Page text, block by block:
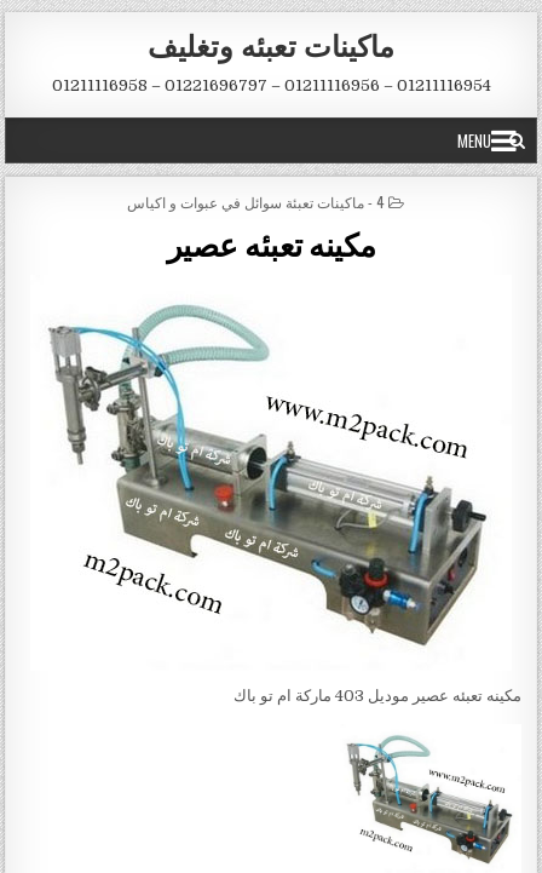
Skip to content
ماكينات تعبئه وتغليف
01211116954 – 01211116956 – 01221696797 – 01211116958
MENU
POSTED IN
4 - ماكينات تعبئة سوائل في عبوات و اكياس
مكينه تعبئه عصير
مكينه تعبئه عصير موديل 403 ماركة ام تو باك